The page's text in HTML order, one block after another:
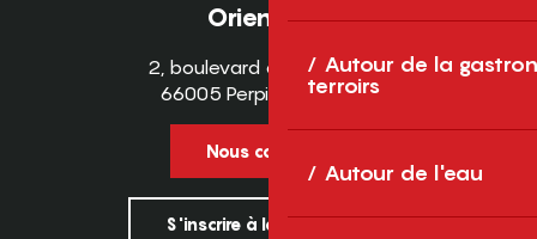
Autour de la
terroirs
Autour de l'eau
Orientales
2, boulevard des Pyrénées
66005 Perpignan Cedex
Nous contacter
S'inscrire à la newsletter